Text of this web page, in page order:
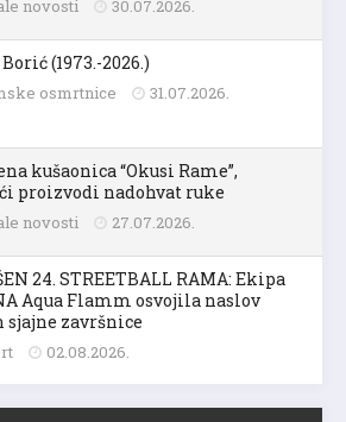
novosti 30.07.2026.
(1973.-2026.)
osmrtnice 31.07.2026.
kušaonica “Okusi Rame”,
proizvodi nadohvat ruke
novosti 27.07.2026.
24. STREETBALL RAMA: Ekipa
Aqua Flamm osvojila naslov
sjajne završnice
02.08.2026.